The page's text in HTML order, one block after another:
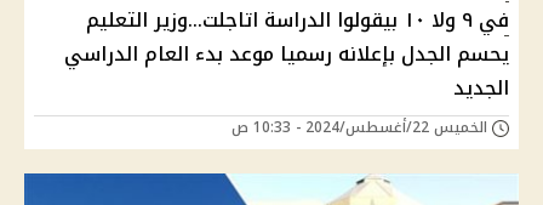
في ٩ ولا ١٠ بيقولوا الدراسة اتاجلت...وزير التعليم
يحسم الجدل بإعلانه رسميا موعد بدء العام الدراسي
الجديد
الخميس 22/أغسطس/2024 - 10:33 ص